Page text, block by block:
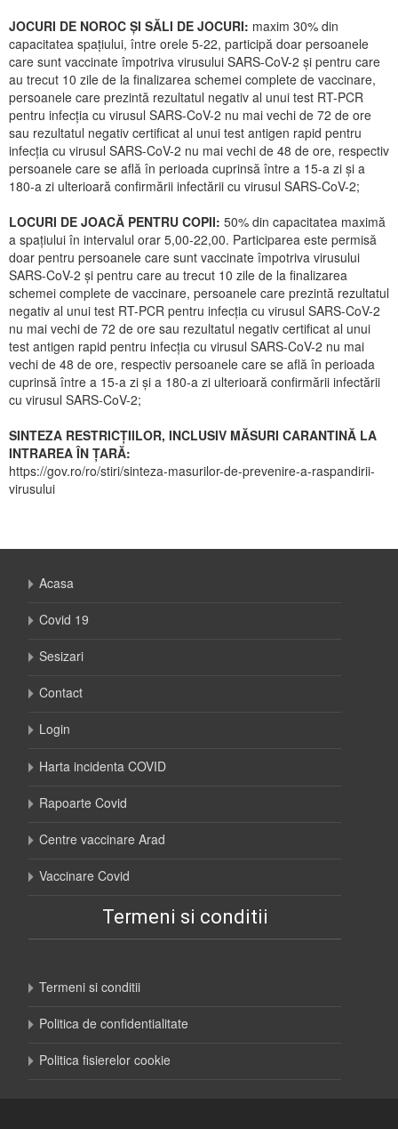
JOCURI DE NOROC ȘI SĂLI DE JOCURI: maxim 30% din
capacitatea spațiului, între orele 5-22, participă doar persoanele
care sunt vaccinate împotriva virusului SARS-CoV-2 și pentru care
au trecut 10 zile de la finalizarea schemei complete de vaccinare,
persoanele care prezintă rezultatul negativ al unui test RT-PCR
pentru infecția cu virusul SARS-CoV-2 nu mai vechi de 72 de ore
sau rezultatul negativ certificat al unui test antigen rapid pentru
infecția cu virusul SARS-CoV-2 nu mai vechi de 48 de ore, respectiv
persoanele care se află în perioada cuprinsă între a 15-a zi și a
180-a zi ulterioară confirmării infectării cu virusul SARS-CoV-2;
LOCURI DE JOACĂ PENTRU COPII: 50% din capacitatea maximă
a spațiului în intervalul orar 5,00-22,00. Participarea este permisă
doar pentru persoanele care sunt vaccinate împotriva virusului
SARS-CoV-2 și pentru care au trecut 10 zile de la finalizarea
schemei complete de vaccinare, persoanele care prezintă rezultatul
negativ al unui test RT-PCR pentru infecția cu virusul SARS-CoV-2
nu mai vechi de 72 de ore sau rezultatul negativ certificat al unui
test antigen rapid pentru infecția cu virusul SARS-CoV-2 nu mai
vechi de 48 de ore, respectiv persoanele care se află în perioada
cuprinsă între a 15-a zi și a 180-a zi ulterioară confirmării infectării
cu virusul SARS-CoV-2;
SINTEZA RESTRICȚIILOR, INCLUSIV MĂSURI CARANTINĂ LA
INTRAREA ÎN ȚARĂ:
https://gov.ro/ro/stiri/sinteza-masurilor-de-prevenire-a-raspandirii-
virusului
Acasa
Covid 19
Sesizari
Contact
Login
Harta incidenta COVID
Rapoarte Covid
Centre vaccinare Arad
Vaccinare Covid
Termeni si conditii
Termeni si conditii
Politica de confidentialitate
Politica fisierelor cookie